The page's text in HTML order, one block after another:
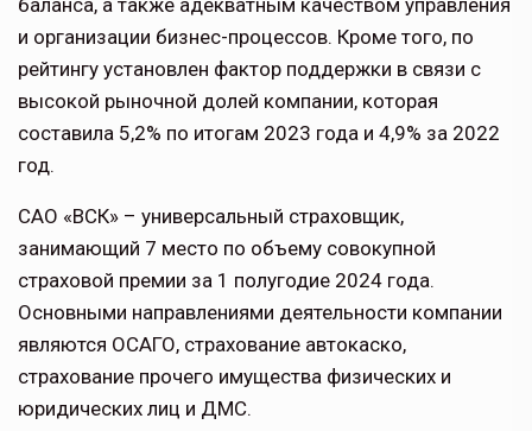
баланса, а также адекватным качеством управления
и организации бизнес-процессов. Кроме того, по
рейтингу установлен фактор поддержки в связи с
высокой рыночной долей компании, которая
составила 5,2% по итогам 2023 года и 4,9% за 2022
год.
САО «ВСК» – универсальный страховщик,
занимающий 7 место по объему совокупной
страховой премии за 1 полугодие 2024 года.
Основными направлениями деятельности компании
являются ОСАГО, страхование автокаско,
страхование прочего имущества физических и
юридических лиц и ДМС.